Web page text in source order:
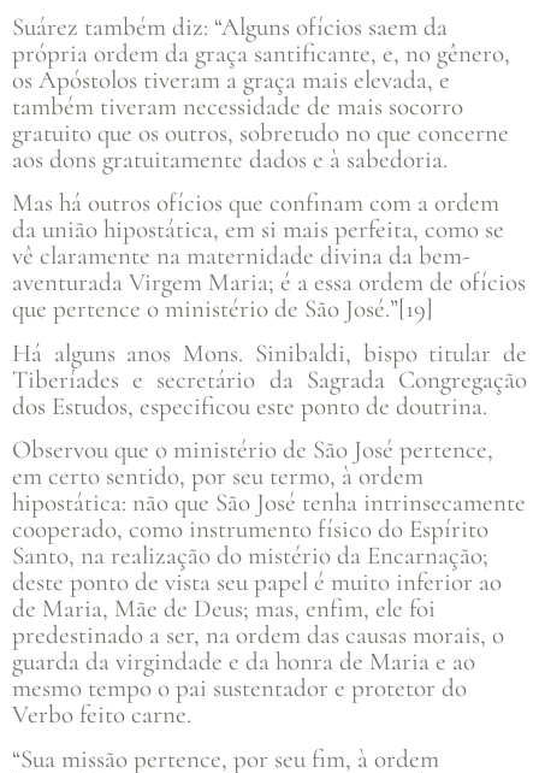
Suárez também diz: “Alguns ofícios saem da
própria ordem da graça santificante, e, no gênero,
os Apóstolos tiveram a graça mais elevada, e
também tiveram necessidade de mais socorro
gratuito que os outros, sobretudo no que concerne
aos dons gratuitamente dados e à sabedoria.
Mas há outros ofícios que confinam com a ordem
da união hipostática, em si mais perfeita, como se
vê claramente na maternidade divina da bem-
aventurada Virgem Maria; é a essa ordem de ofícios
que pertence o ministério de São José.”[19]
Há alguns anos Mons. Sinibaldi, bispo titular de
Tiberíades e secretário da Sagrada Congregação
dos Estudos, especificou este ponto de doutrina.
Observou que o ministério de São José pertence,
em certo sentido, por seu termo, à ordem
hipostática: não que São José tenha intrinsecamente
cooperado, como instrumento físico do Espírito
Santo, na realização do mistério da Encarnação;
deste ponto de vista seu papel é muito inferior ao
de Maria, Mãe de Deus; mas, enfim, ele foi
predestinado a ser, na ordem das causas morais, o
guarda da virgindade e da honra de Maria e ao
mesmo tempo o pai sustentador e protetor do
Verbo feito carne.
“Sua missão pertence, por seu fim, à ordem